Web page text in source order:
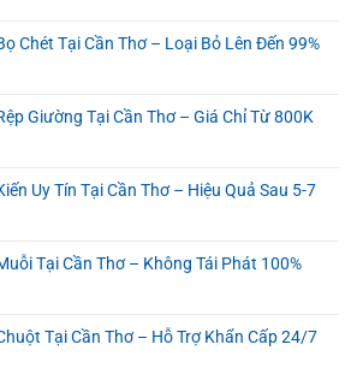
Chét Tại Cần Thơ – Loại Bỏ Lên Đến 99%
Giường Tại Cần Thơ – Giá Chỉ Từ 800K
Uy Tín Tại Cần Thơ – Hiệu Quả Sau 5-7
Tại Cần Thơ – Không Tái Phát 100%
Tại Cần Thơ – Hỗ Trợ Khẩn Cấp 24/7